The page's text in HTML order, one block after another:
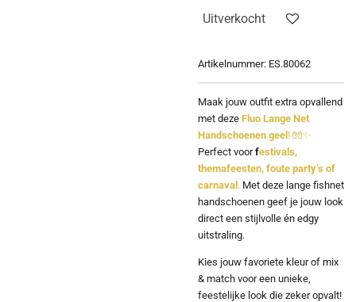
Uitverkocht
Artikelnummer: ES.80062
Maak jouw outfit extra opvallend
met deze Fluo Lange Net
Handschoenen geel! 🧤✨
Perfect voorfestivals,
themafeesten, foute party’s of
carnaval. Met deze lange fishnet
handschoenen geef je jouw look
direct een stijlvolle én edgy
uitstraling.
Kies jouw favoriete kleur of mix
& match voor een unieke,
feestelijke look die zeker opvalt!